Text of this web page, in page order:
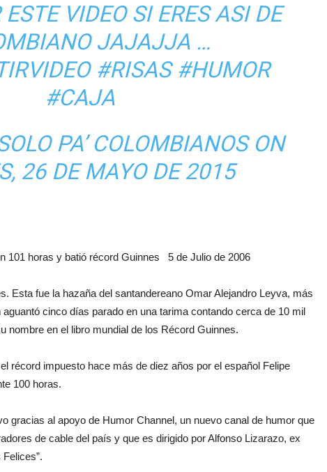
VIDEO SI ERES ASI DE
JAJAJJA …
#RISAS #HUMOR
#CAJA
PA’ COLOMBIANOSON
26 DE MAYO DE 2015
101 horas y batió récord Guinnes 5 de Julio de 2006
Esta fue la hazaña del santandereano Omar Alejandro Leyva, más
aguantó cinco días parado en una tarima contando cerca de 10 mil
nombre en el libro mundial de los Récord Guinnes.
récord impuesto hace más de diez años por el español Felipe
100 horas.
gracias al apoyo de Humor Channel, un nuevo canal de humor que
de cable del país y que es dirigido por Alfonso Lizarazo, ex